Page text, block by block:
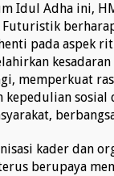
Idul Adha ini,
pada aspek
memperkuat
kepedulian sosial
kader dan
berupaya